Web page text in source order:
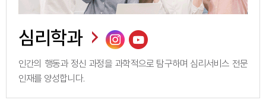
심리학과
인간의 행동과 정신 과정을 과학적으로 탐구하며 심리서비스 전문
인재를 양성합니다.